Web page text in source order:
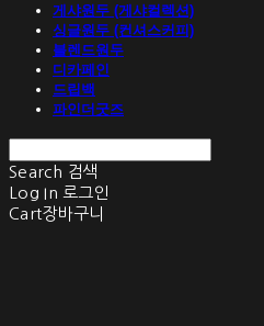
게샤원두 (게샤컬렉션)
싱글원두 (컨셔스커피)
블렌드원두
디카페인
드립백
파인더굿즈
Search 검색
Log In 로그인
Cart장바구니